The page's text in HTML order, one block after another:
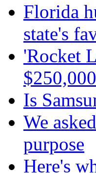
Florida
state's
'Rocket
Is
We
purpose
Here's